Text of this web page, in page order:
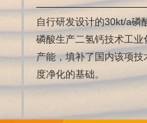
自行研发设计的30kt/a磷
磷酸生产二氢钙技术工
产能，填补了国内该项
度净化的基础。